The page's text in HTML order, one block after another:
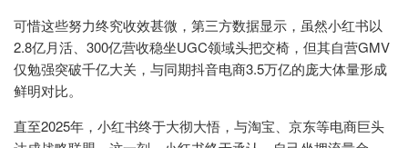
可惜这些努力终究收效甚微，第三方数据显示，虽然小红书以
2.8亿月活、300亿营收稳坐UGC领域头把交椅，但其自营GMV
仅勉强突破千亿大关，与同期抖音电商3.5万亿的庞大体量形成
鲜明对比。
直至2025年，小红书终于大彻大悟，与淘宝、京东等电商巨头